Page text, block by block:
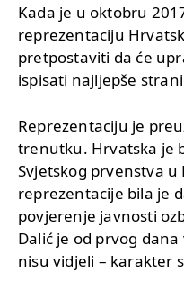
Kada je u oktobru
reprezentaciju
pretpostaviti da će
ispisati najljepše
Reprezentaciju je
trenutku. Hrvatska je
Svjetskog prvenstva
reprezentacije bila je
povjerenje javnosti
Dalić je od prvog
nisu vidjeli – karakter